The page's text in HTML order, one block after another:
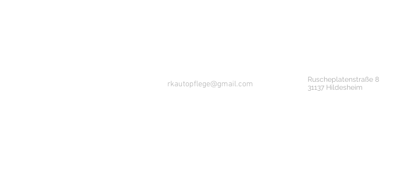
rkautopflege@gmail.com
Ruscheplatenstraße 8
31137 Hildesheim